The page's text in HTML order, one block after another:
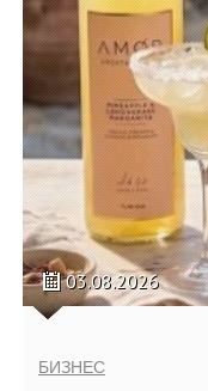
03.08.2026
БИЗНЕС